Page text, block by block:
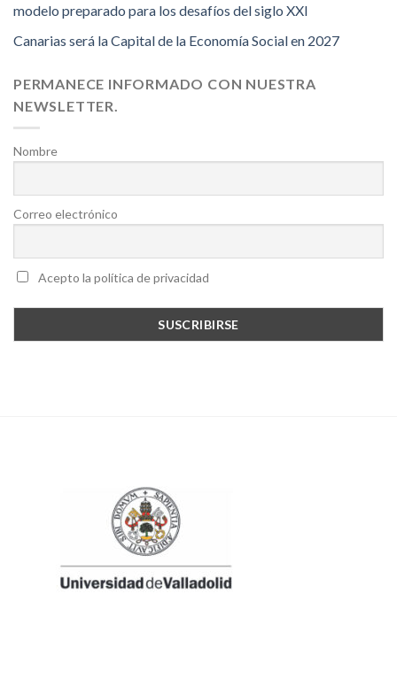
modelo preparado para los desafíos del siglo XXI
Canarias será la Capital de la Economía Social en 2027
PERMANECE INFORMADO CON NUESTRA
NEWSLETTER.
Nombre
Correo electrónico
Acepto la política de privacidad